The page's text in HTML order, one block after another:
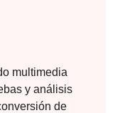
multimedia
y análisis
de